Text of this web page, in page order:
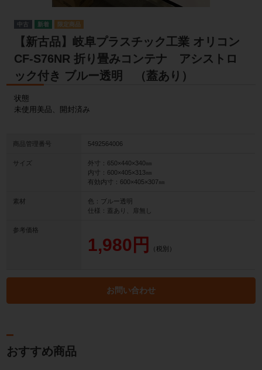
中古
【新古品】岐阜プラスチック工業 オリコン
CF-S76NR 折り畳みコンテナ アシストロ
ック付き ブルー透明 （蓋あり）
状態
未使用美品、開封済み
商品管理番号 5492564006
サイズ
外寸：650×440×340㎜
内寸：600×405×313㎜
有効内寸：600×405×307㎜
素材
色：ブルー透明
仕様：蓋あり、扉無し
参考価格
1,980円 （税別）
お問い合わせ
おすすめ商品